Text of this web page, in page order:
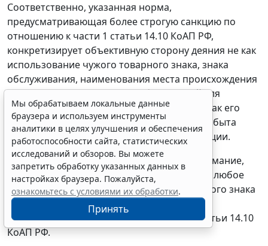
Соответственно, указанная норма,
предусматривающая более строгую санкцию по
отношению к части 1 статьи 14.10 КоАП РФ,
конкретизирует объективную сторону деяния не как
использование чужого товарного знака, знака
обслуживания, наименования места происхождения
товара или сходных с ними обозначений для
однородных товаров, любым способом, а как его
использование при производстве в целях сбыта
однородного товара либо при его реализации.
При этом судебная коллегия обращает внимание,
что административная ответственность за любое
незаконное использование чужого товарного знака
(либо сходного с ним до степени смешения
обозначения) предусмотрена частью 1 статьи 14.10
КоАП РФ.
Мы обрабатываем локальные данные
браузера и используем инструменты
аналитики в целях улучшения и обеспечения
работоспособности сайта, статистических
исследований и обзоров. Вы можете
запретить обработку указанных данных в
настройках браузера. Пожалуйста,
ознакомьтесь с условиями их обработки.
Принять